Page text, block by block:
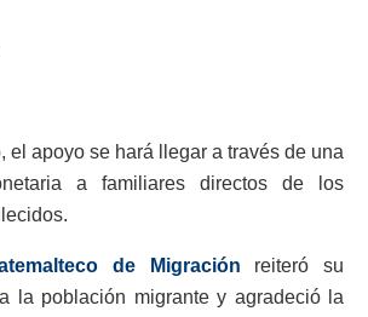
el apoyo se hará llegar a través de una
a familiares directos de los
de Migración reiteró su
la población migrante y agradeció la